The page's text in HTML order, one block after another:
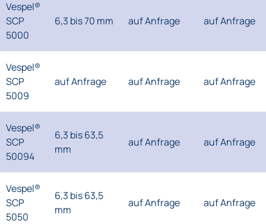
Vespel®
SCP
5000
6,3 bis 70 mm auf Anfrage auf Anfrage
Vespel®
SCP
5009
auf Anfrage auf Anfrage auf Anfrage
Vespel®
SCP
50094
6,3 bis 63,5
mm
auf Anfrage auf Anfrage
Vespel®
SCP
5050
6,3 bis 63,5
mm
auf Anfrage auf Anfrage